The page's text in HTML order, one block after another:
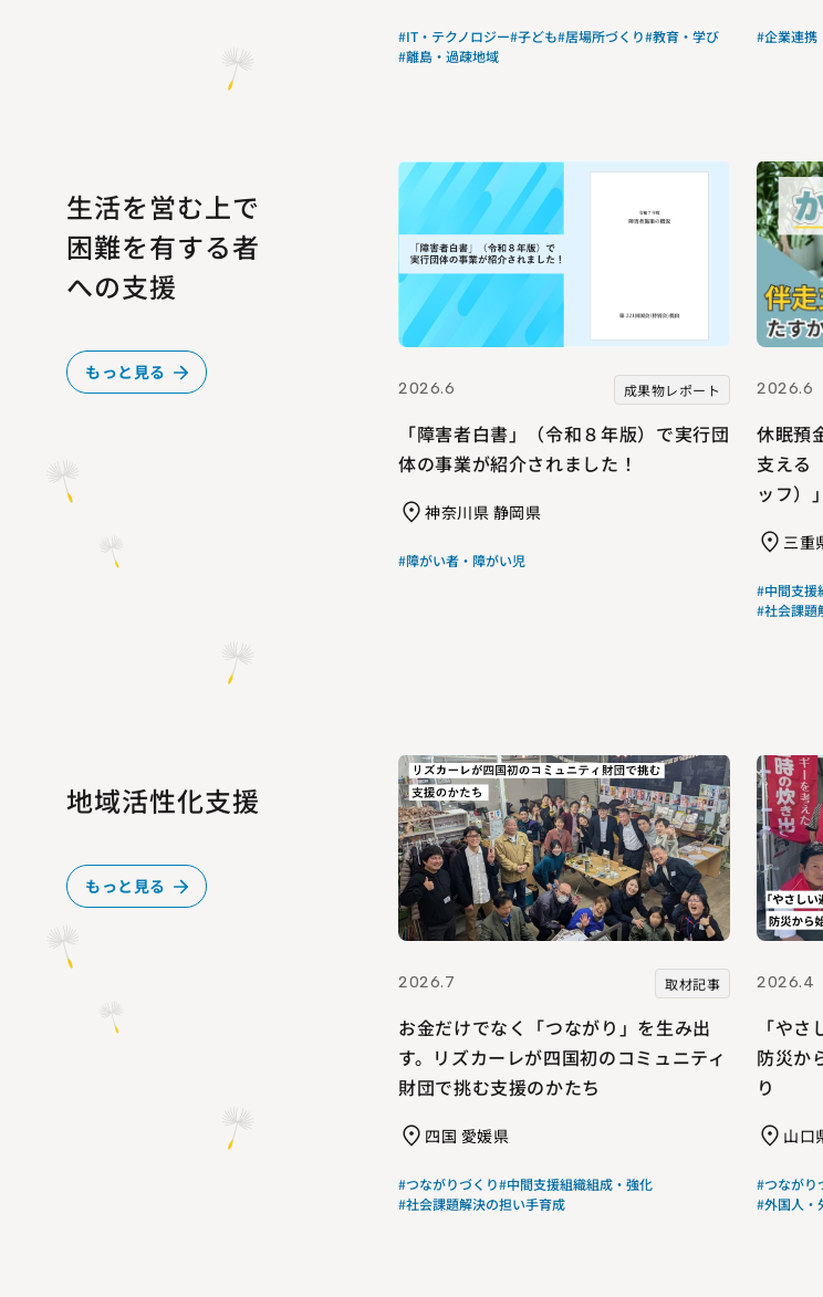
#IT・テクノロジー#子ども#居場所づくり#教育・学び
#離島・過疎地域
#企業連携
生活を営む上で
困難を有する者
への支援
もっと見る
2026.6 成果物レポート
「障害者白書」（令和８年版）で実行団
体の事業が紹介されました！
神奈川県 静岡県
#障がい者・障がい児
2026.6
休眠預
支える
ッフ）
三重
#中間支援
#社会課題
地域活性化支援
もっと見る
2026.7 取材記事
お金だけでなく「つながり」を生み出
す。リズカーレが四国初のコミュニティ
財団で挑む支援のかたち
四国 愛媛県
#つながりづくり#中間支援組織組成・強化
#社会課題解決の担い手育成
2026.4
「や
防災か
り
山口
#つながり
#外国人・